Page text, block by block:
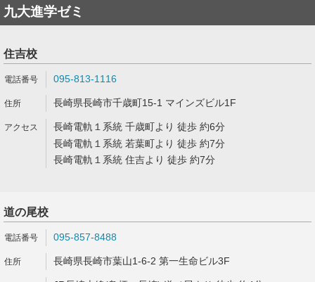
九大進学ゼミ
住吉校
095-813-1116
長崎県長崎市千歳町15-1 マインズビル1F
長崎電軌１系統 千歳町より 徒歩 約6分
長崎電軌１系統 若葉町より 徒歩 約7分
長崎電軌１系統 住吉より 徒歩 約7分
道の尾校
095-857-8488
長崎県長崎市葉山1-6-2 第一生命ビル3F